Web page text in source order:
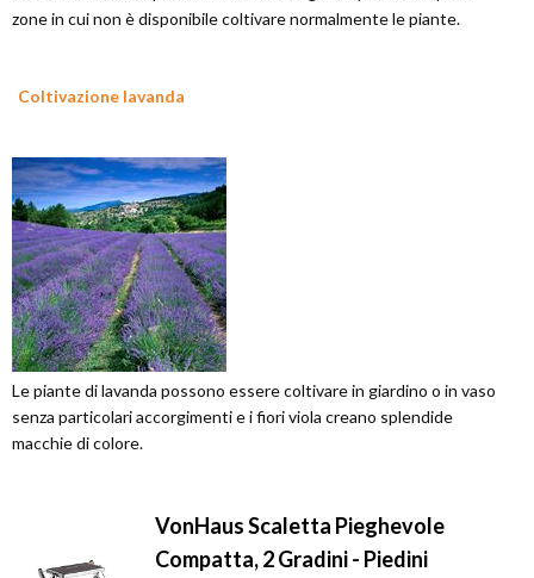
zone in cui non è disponibile coltivare normalmente le piante.
Coltivazione lavanda
Le piante di lavanda possono essere coltivare in giardino o in vaso
senza particolari accorgimenti e i fiori viola creano splendide
macchie di colore.
VonHaus Scaletta Pieghevole
Compatta, 2 Gradini - Piedini